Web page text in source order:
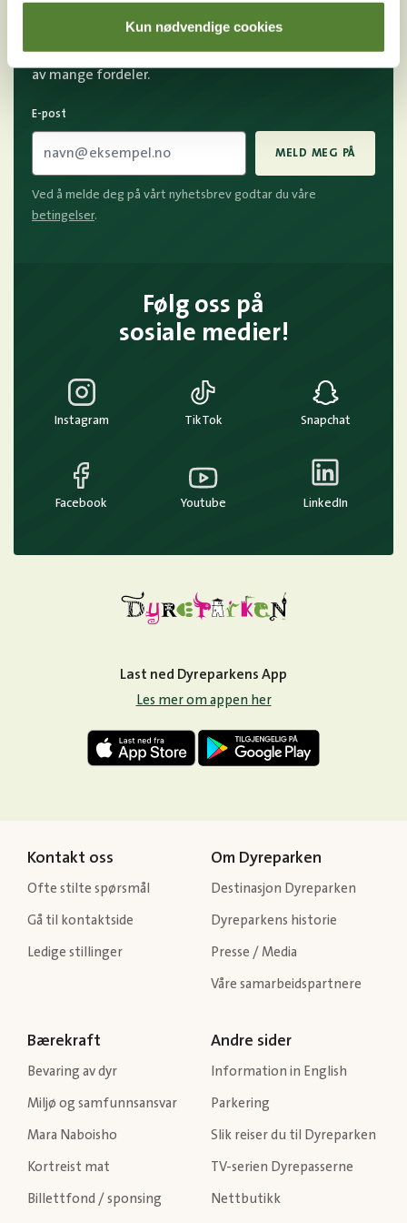
Kun nødvendige cookies
Melder du deg på Dyreparkens nyhetsbrev får du
unike tilbud og nyheter. Uten nyhetsbrev går du glipp
av mange fordeler.
E-post
MELD MEG PÅ
Ved å melde deg på vårt nyhetsbrev godtar du våre
betingelser.
Følg oss på
sosiale medier!
Instagram TikTok Snapchat
Facebook Youtube LinkedIn
Last ned Dyreparkens App
Les mer om appen her
Kontakt oss
Ofte stilte spørsmål
Gå til kontaktside
Ledige stillinger
Om Dyreparken
Destinasjon Dyreparken
Dyreparkens historie
Presse / Media
Våre samarbeidspartnere
Bærekraft
Bevaring av dyr
Miljø og samfunnsansvar
Mara Naboisho
Kortreist mat
Billettfond / sponsing
Andre sider
Information in English
Parkering
Slik reiser du til Dyreparken
TV-serien Dyrepasserne
Nettbutikk